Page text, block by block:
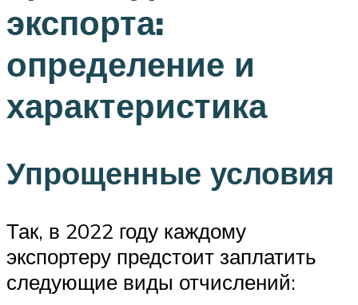
экспорта:
определение и
характеристика
Упрощенные условия
Так, в 2022 году каждому
экспортеру предстоит заплатить
следующие виды отчислений: